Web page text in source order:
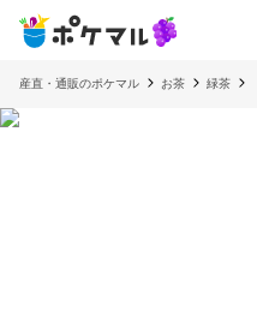
産直・通販のポケマル お茶 緑茶